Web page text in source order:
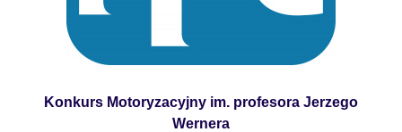
Konkurs Motoryzacyjny im. profesora Jerzego
Wernera